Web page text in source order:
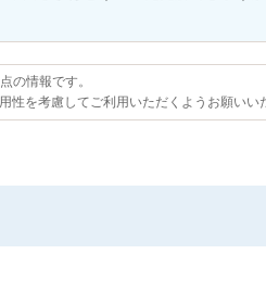
の情報です。
性を考慮してご利用いただくようお願いい